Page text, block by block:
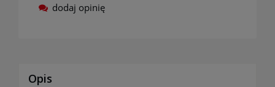
dodaj opinię
Opis